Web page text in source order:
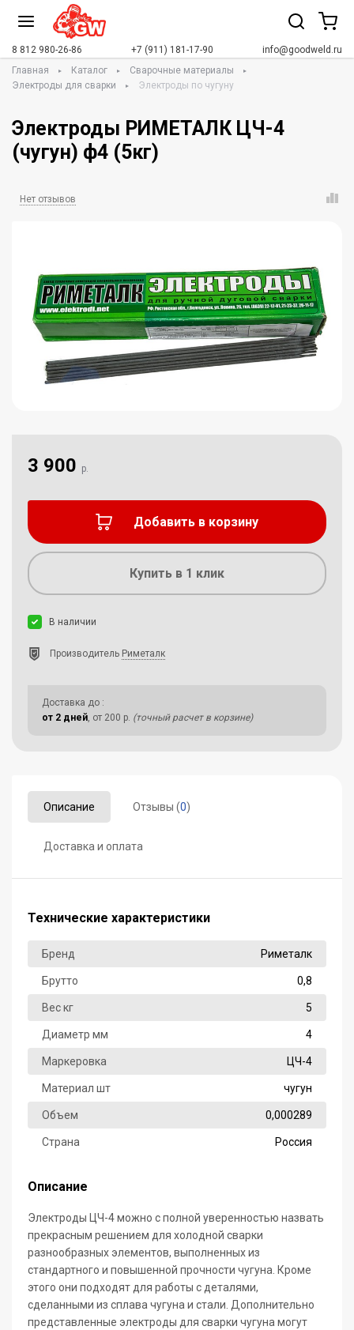
8 812 980-26-86 +7 (911) 181-17-90
info@goodweld.ru
Главная
Каталог
Сварочные материалы
Электроды для сварки
Электроды по чугуну
Электроды РИМЕТАЛК ЦЧ-4
(чугун) ф4 (5кг)
Нет отзывов
Описание Отзывы (0)
Доставка и оплата
Технические характеристики
Бренд Риметалк
Брутто 0,8
Вес кг 5
Диаметр мм 4
Маркеровка ЦЧ-4
Материал шт чугун
Объем 0,000289
Страна Россия
Описание
Электроды ЦЧ-4 можно с полной уверенностью назвать
прекрасным решением для холодной сварки
разнообразных элементов, выполненных из
стандартного и повышенной прочности чугуна. Кроме
этого они подходят для работы с деталями,
сделанными из сплава чугуна и стали. Дополнительно
представленные электроды для сварки чугуна могут
3 900 р.
Добавить в корзину
Купить в 1 клик
В наличии
Производитель Риметалк
Доставка до :
от 2 дней, от 200 р. (точный расчет в корзине)